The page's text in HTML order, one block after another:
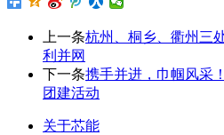
上一条杭州、桐乡、衢州三
利并网
下一条携手并进，巾帼风采
团建活动
关于芯能